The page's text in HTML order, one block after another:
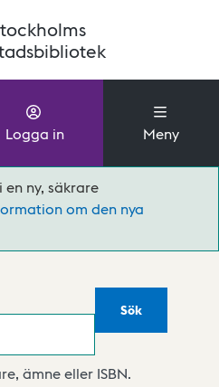
Logga in Meny
en ny, säkrare
om den nya
Sök
ämne eller ISBN.